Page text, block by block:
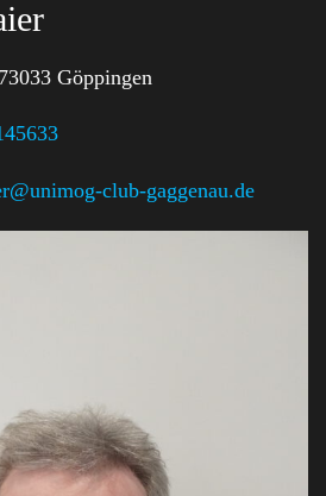
73033 Göppingen
club-gaggenau.de